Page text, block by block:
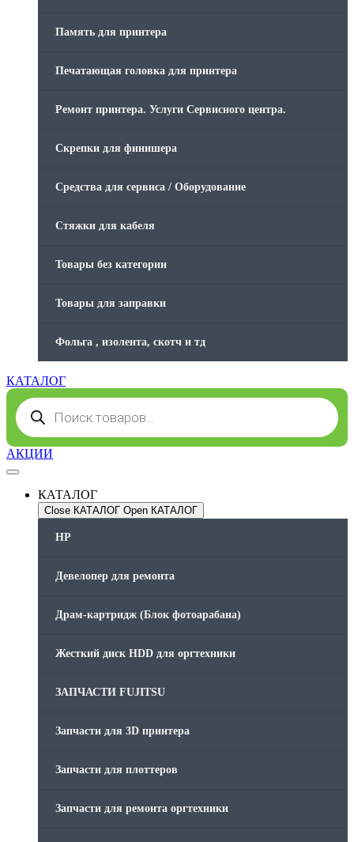
Память для принтера
Печатающая головка для принтера
Ремонт принтера. Услуги Сервисного центра.
Скрепки для финишера
Средства для сервиса / Оборудование
Стяжки для кабеля
Товары без категории
Товары для заправки
Фольга , изолента, скотч и тд
КАТАЛОГ
Поиск
товаров
АКЦИИ
КАТАЛОГ
Close КАТАЛОГ Open КАТАЛОГ
HP
Девелопер для ремонта
Драм-картридж (Блок фотоарабана)
Жесткий диск HDD для оргтехники
ЗАПЧАСТИ FUJITSU
Запчасти для 3D принтера
Запчасти для плоттеров
Запчасти для ремонта оргтехники